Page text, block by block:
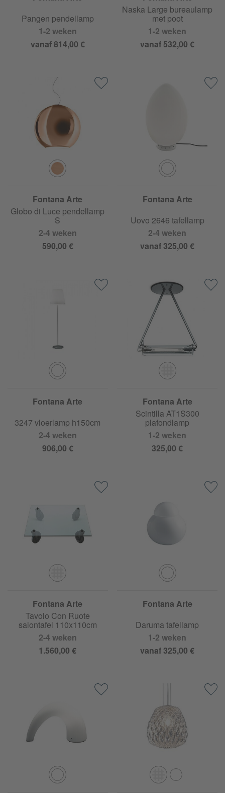
Pangen pendellamp
1-2 weken
vanaf 814,00 €
Naska Large bureaulamp
met poot
1-2 weken
vanaf 532,00 €
Fontana Arte
Globo di Luce pendellamp
S
2-4 weken
590,00 €
Fontana Arte
Uovo 2646 tafellamp
2-4 weken
vanaf 325,00 €
Fontana Arte
3247 vloerlamp h150cm
2-4 weken
906,00 €
Fontana Arte
Scintilla AT1S300
plafondlamp
1-2 weken
325,00 €
Fontana Arte
Tavolo Con Ruote
salontafel 110x110cm
2-4 weken
1.560,00 €
Fontana Arte
Daruma tafellamp
1-2 weken
vanaf 325,00 €